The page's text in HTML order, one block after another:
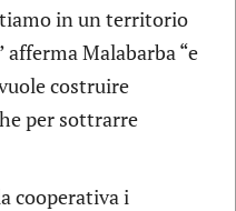
in un territorio
Malabarba “e
costruire
per sottrarre
cooperativa i